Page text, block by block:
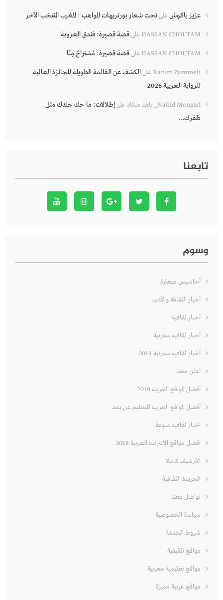
عزيز باكوش علىتحت شعار بورتريهات المواهب : المغرب المنتخب الآخر
HASSAN CHOUTAM علىقصة قصيرة: فندق العروبة
HASSAN CHOUTAM علىقصة قصيرة: مُسْتراحٌ مِنّا
Ranim Zammeli علىالكشف عن القائمة الطويلة للجائزة العالمية
للرواية العربية 2026
Nahid Mengad_ ناهد منكاد علىإطلالات: ما حك جلدك مثل
ظفرك…
تابعنا
وسوم
أحاسيس مبعثرة
أخبار الثقافة والأدب
أخبار ثقافية
أخبار ثقافية مغربية
أخبار ثقافية مغربية 2019
أعلن معنا
أفضل المواقع العربية 2019
أفضل المواقع العربية للتعليم عن بعد
اخبار ثقافية منوعة
افضل مواقع الانترنت العربية 2018
الأرشيف كاملا
الجريدة الثقافية
تواصل معنا
سياسة الخصوصية
شروط الخدمة
مواقع تثقيفية
مواقع تعليمية مغربية
مواقع عربية مميزة